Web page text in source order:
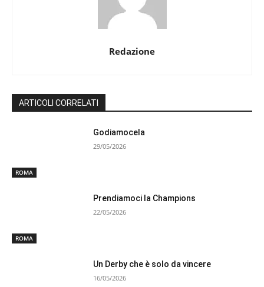
Redazione
ARTICOLI CORRELATI
ROMA
Godiamocela
29/05/2026
ROMA
Prendiamoci la Champions
22/05/2026
Un Derby che è solo da vincere
16/05/2026